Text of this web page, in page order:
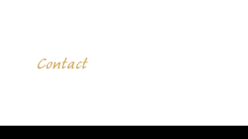
Contact